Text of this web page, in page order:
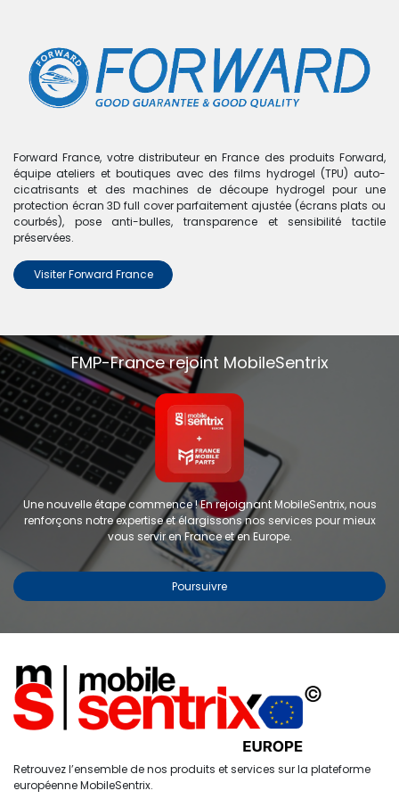
Accueil Recherche
0
Compte
Boutique
Coque de protection personnalisable pour iPhone 12
Pro - FORWARD - Blanc
Coque de protection
personnalisable pour iPhone 12
Pro - FORWARD - Blanc
RÉF : FW-KZ6-4
Étiquettes : AUTRES
Forward France, votre distributeur en France des produits Forward,
équipe ateliers et boutiques avec des films hydrogel (TPU) auto-
cicatrisants et des machines de découpe hydrogel pour une
protection écran 3D full cover parfaitement ajustée (écrans plats ou
courbés), pose anti-bulles, transparence et sensibilité tactile
préservées.
Visiter Forward France
FMP-France rejoint MobileSentrix
Une nouvelle étape commence ! En rejoignant MobileSentrix, nous
renforçons notre expertise et élargissons nos services pour mieux
vous servir en France et en Europe.
Poursuivre
Retrouvez l’ensemble de nos produits et services sur la plateforme
européenne MobileSentrix.